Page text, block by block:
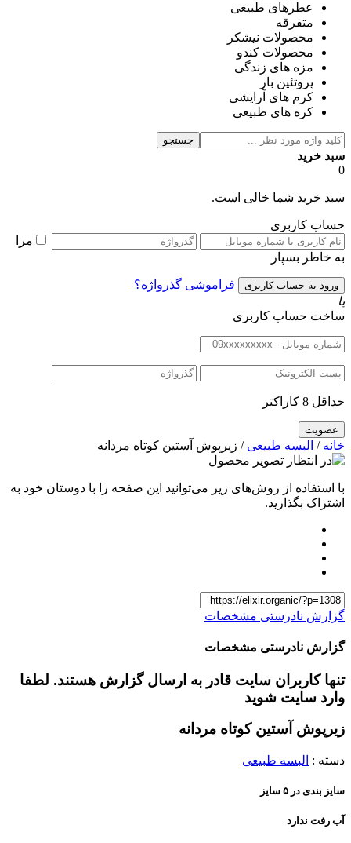
عطرهای طبیعی
متفرقه
محصولات نیشکر
محصولات کندو
مزه های زندگی
پروتئین بار
کرم های آرایشی
کره های طبیعی
جستجو
سبد خرید
0
سبد خرید شما خالی است.
حساب کاربری
مرا
به خاطر بسپار
فراموشی گذرواژه؟
یا
ساخت حساب کاربری
حداقل 8 کاراکتر
خانه / البسه طبیعی / زیرپوش آستین کوتاه مردانه
با استفاده از روش‌های زیر می‌توانید این صفحه را با دوستان خود به
اشتراک بگذارید.
گزارش نادرستی مشخصات
گزارش نادرستی مشخصات
تنها کاربران سایت قادر به ارسال گزارش هستند. لطفا
وارد سایت شوید
زیرپوش آستین کوتاه مردانه
دسته : البسه طبیعی
سایز بندی در ۵ سایز
آب رفت ندارد